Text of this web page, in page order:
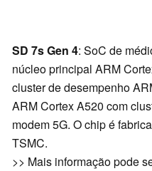
SD 7s Gen 4: SoC de
núcleo principal ARM
cluster de desempenho
ARM Cortex A520 com
modem 5G. O chip é
TSMC.
>> Mais informação pode